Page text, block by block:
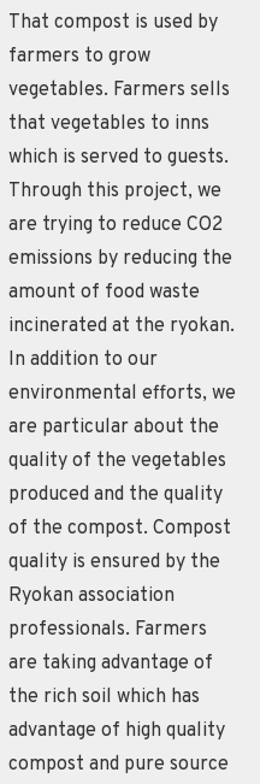
That compost is used by
farmers to grow
vegetables. Farmers sells
that vegetables to inns
which is served to guests.
Through this project, we
are trying to reduce CO2
emissions by reducing the
amount of food waste
incinerated at the ryokan.
In addition to our
environmental efforts, we
are particular about the
quality of the vegetables
produced and the quality
of the compost. Compost
quality is ensured by the
Ryokan association
professionals. Farmers
are taking advantage of
the rich soil which has
advantage of high quality
compost and pure source